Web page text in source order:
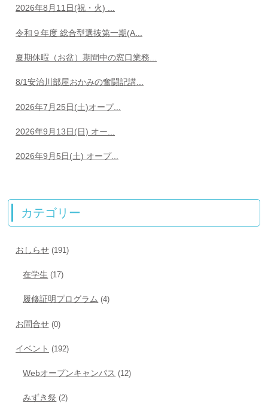
2026年8月11日(祝・火) ...
令和９年度 総合型選抜第一期(A...
夏期休暇（お盆）期間中の窓口業務...
8/1安治川部屋おかみの奮闘記講...
2026年7月25日(土)オープ...
2026年9月13日(日) オー...
2026年9月5日(土) オープ...
カテゴリー
おしらせ (191)
在学生 (17)
履修証明プログラム (4)
お問合せ (0)
イベント (192)
Webオープンキャンパス (12)
みずき祭 (2)